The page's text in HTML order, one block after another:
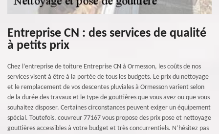
Entreprise CN : des services de qualité
à petits prix
Chez l’entreprise de toiture Entreprise CN à Ormesson, les coûts de nos
services visent à être à la portée de tous les budgets. Le prix du nettoyage
et le remplacement de vos descentes pluviales à Ormesson varient selon
de la durée des travaux et le type de gouttières que vous avez ou que vous
souhaitez disposer. Certaines circonstances peuvent exiger un équipement
spécial. Toutefois, couvreur 77167 vous propose des prix pose et nettoyage
gouttières accessibles à votre budget et très concurrentiels. N’hésitez pas